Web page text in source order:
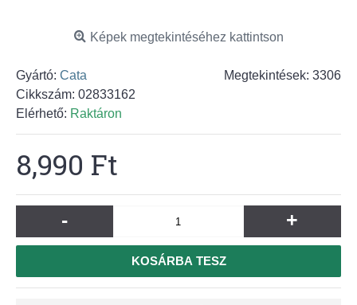
Képek megtekintéséhez kattintson
Megtekintések: 3306
Gyártó: Cata
Cikkszám: 02833162
Elérhető: Raktáron
8,990 Ft
- +
KOSÁRBA TESZ